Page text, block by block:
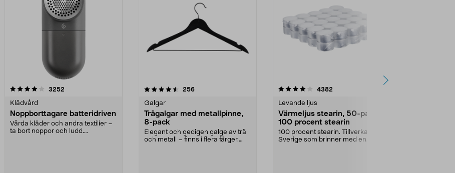
3252
Klädvård
Noppborttagare batteridriven
Vårda kläder och andra textilier –
ta bort noppor och ludd.
4.5av 5 stjärnor 256recensioner
Galgar
Trägalgar med metallpinne,
8-pack
Elegant och gedigen galge av trä
och metall – finns i flera färger.
4.0av 5 stjärnor 4382
Levande ljus
Värmeljus stearin, 50-pack,
100 procent stearin
100 procent stearin. Tillverkade i
Sverige som brinner med en
4.5av 5 stjärnor